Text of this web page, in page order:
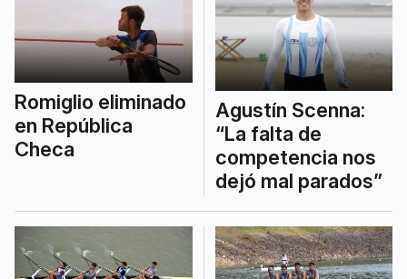
Romiglio eliminado
en República
Checa
Agustín Scenna:
“La falta de
competencia nos
dejó mal parados”